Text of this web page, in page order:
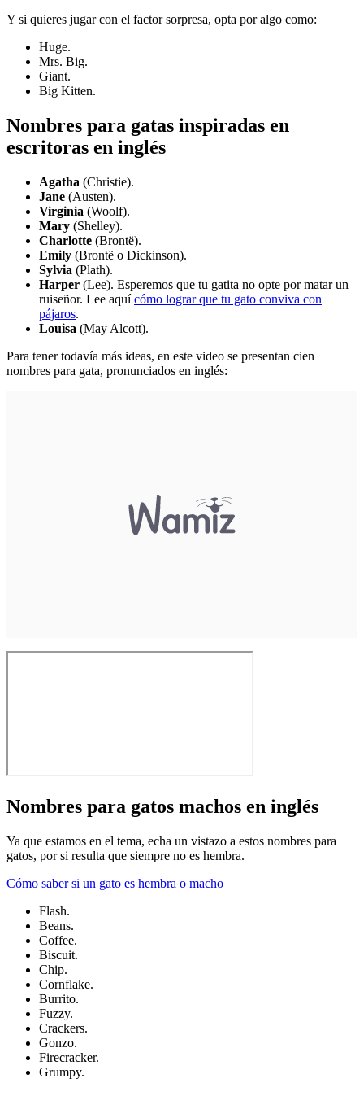
Y si quieres jugar con el factor sorpresa, opta por algo como:
Huge.
Mrs. Big.
Giant.
Big Kitten.
Nombres para gatas inspiradas en
escritoras en inglés
Agatha (Christie).
Jane (Austen).
Virginia (Woolf).
Mary (Shelley).
Charlotte (Brontë).
Emily (Brontë o Dickinson).
Sylvia (Plath).
Harper (Lee). Esperemos que tu gatita no opte por matar un
ruiseñor. Lee aquícómo lograr que tu gato conviva con
pájaros.
Louisa (May Alcott).
Para tener todavía más ideas, en este video se presentan cien
nombres para gata, pronunciados en inglés:
Nombres para gatos machos en inglés
Ya que estamos en el tema, echa un vistazo a estos nombres para
gatos, por si resulta que siempre no es hembra.
Cómo saber si un gato es hembra o macho
Flash.
Beans.
Coffee.
Biscuit.
Chip.
Cornflake.
Burrito.
Fuzzy.
Crackers.
Gonzo.
Firecracker.
Grumpy.